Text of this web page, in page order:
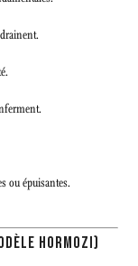
ou épuisantes.
HORMOZI)